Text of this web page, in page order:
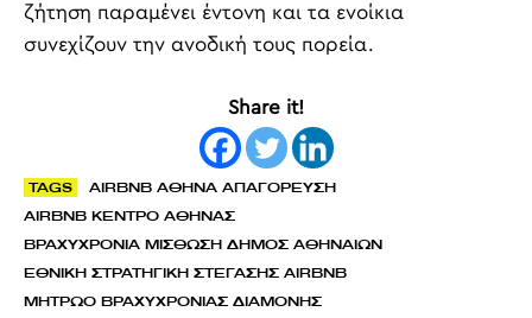
ζήτηση παραμένει έντονη και τα ενοίκια
συνεχίζουν την ανοδική τους πορεία.
Share it!
TAGS
AIRBNB ΑΘΗΝΑ ΑΠΑΓΟΡΕΥΣΗ
AIRBNB ΚΕΝΤΡΟ ΑΘΗΝΑΣ
ΒΡΑΧΥΧΡΟΝΙΑ ΜΙΣΘΩΣΗ ΔΗΜΟΣ ΑΘΗΝΑΙΩΝ
ΕΘΝΙΚΗ ΣΤΡΑΤΗΓΙΚΗ ΣΤΕΓΑΣΗΣ AIRBNB
ΜΗΤΡΩΟ ΒΡΑΧΥΧΡΟΝΙΑΣ ΔΙΑΜΟΝΗΣ